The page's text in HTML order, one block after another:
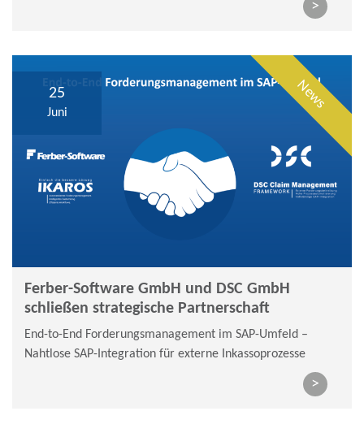
>
News
25
Juni
Ferber-Software GmbH und DSC GmbH
schließen strategische Partnerschaft
End-to-End Forderungsmanagement im SAP-Umfeld –
Nahtlose SAP-Integration für externe Inkassoprozesse
>